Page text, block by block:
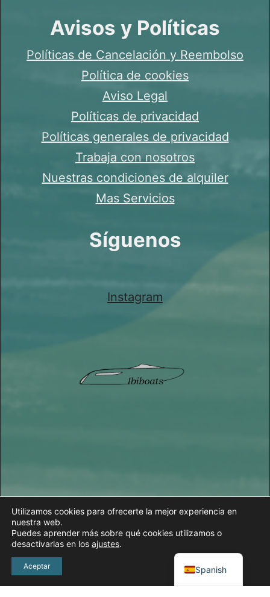
Avisos y Políticas
Políticas de Cancelación y Reembolso
Política de cookies
Aviso Legal
Políticas de privacidad
Políticas generales de privacidad
Trabaja con nosotros
Nuestras condiciones de alquiler
Mas Servicios
Síguenos
Instagram
Utilizamos cookies para ofrecerte la mejor experiencia en
nuestra web.
Puedes aprender más sobre qué cookies utilizamos o
desactivarlas en los ajustes.
Aceptar Spanish